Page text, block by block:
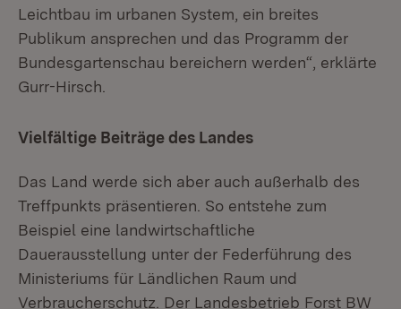
Leichtbau im urbanen System, ein breites
Publikum ansprechen und das Programm der
Bundesgartenschau bereichern werden“, erklärte
Gurr-Hirsch.
Vielfältige Beiträge des Landes
Das Land werde sich aber auch außerhalb des
Treffpunkts präsentieren. So entstehe zum
Beispiel eine landwirtschaftliche
Dauerausstellung unter der Federführung des
Ministeriums für Ländlichen Raum und
Verbraucherschutz. Der Landesbetrieb Forst BW